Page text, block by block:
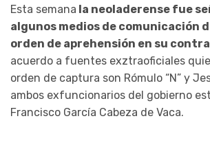
Esta semana la neoladerense fue
algunos medios de comunicación
orden de aprehensión en su
acuerdo a fuentes exztraoficiales
orden de captura son Rómulo “N” y
ambos exfuncionarios del gobierno
Francisco García Cabeza de Vaca.